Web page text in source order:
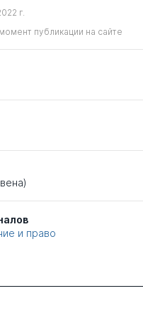
г.
публикации на сайте
и право